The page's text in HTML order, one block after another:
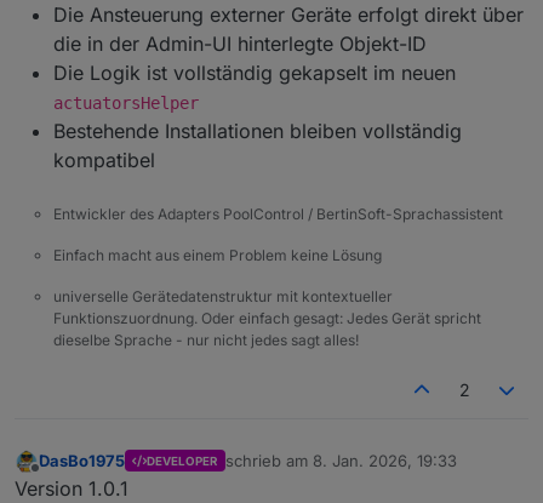
Die Ansteuerung externer Geräte erfolgt direkt über
die in der Admin-UI hinterlegte Objekt-ID
Die Logik ist vollständig gekapselt im neuen
actuatorsHelper
Bestehende Installationen bleiben vollständig
kompatibel
Entwickler des Adapters PoolControl / BertinSoft-Sprachassistent
Einfach macht aus einem Problem keine Lösung
universelle Gerätedatenstruktur mit kontextueller
Funktionszuordnung. Oder einfach gesagt: Jedes Gerät spricht
dieselbe Sprache - nur nicht jedes sagt alles!
2
Offline
DasBo1975 DEVELOPER schrieb am 8. Jan. 2026, 19:33
zuletzt editiert von
Version 1.0.1